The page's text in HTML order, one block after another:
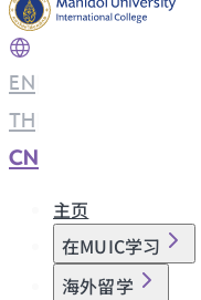
EN
TH
CN
主页
在MUIC学习
海外留学